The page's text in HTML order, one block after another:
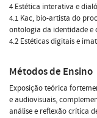
4 Estética interativa e
4.1 Kac, bio-artista do
ontologia da identidade e
4.2 Estéticas digitais e
Métodos de Ensino
Exposição teórica
e audiovisuais,
análise e reflexão crítica